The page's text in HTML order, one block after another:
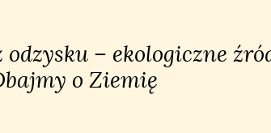
– ekologiczne
o Ziemię